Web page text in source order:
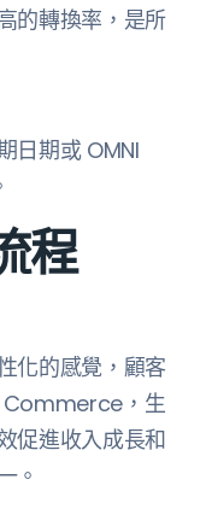
的轉換率，是所
日期或 OMNI
程
化的感覺，顧客
Commerce，生
促進收入成長和
。